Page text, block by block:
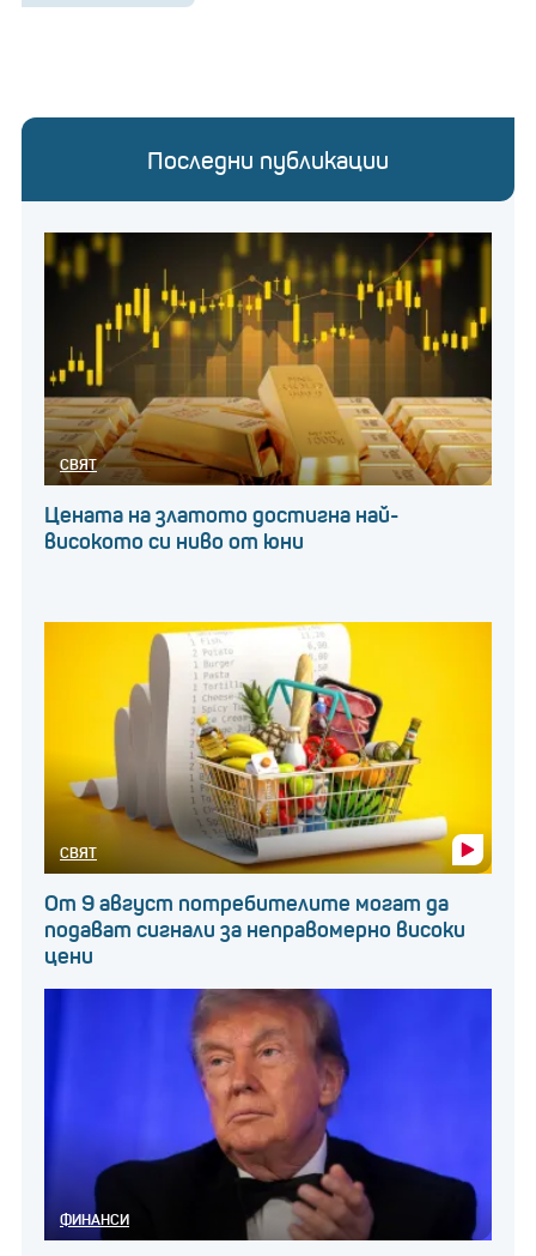
Последни публикации
СВЯТ
Цената на златото достигна най-
високото си ниво от юни
СВЯТ
От 9 август потребителите могат да
подават сигнали за неправомерно високи
цени
ФИНАНСИ